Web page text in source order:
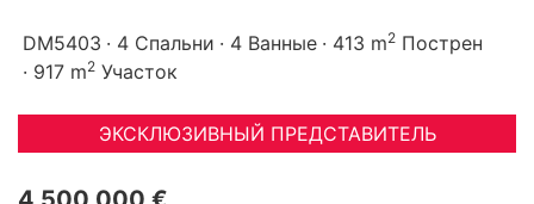
DM5403 4 Спальни 4 Ванные 413 m2 Пострен
917 m2 Участок
ЭКСКЛЮЗИВНЫЙ ПРЕДСТАВИТЕЛЬ